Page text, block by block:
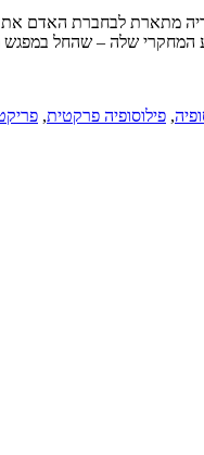
לידיה מתארת לבחברת
המחקרי שלה – שהחל
, פילוסופיה פרקטית,